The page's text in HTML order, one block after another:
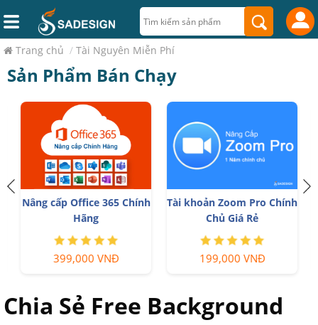
Trang chủ / Tài Nguyên Miễn Phí
Sản Phẩm Bán Chạy
Nâng cấp Office 365 Chính
Hãng
399,000 VNĐ
Tài khoản Zoom Pro Chính
Chủ Giá Rẻ
199,000 VNĐ
Chia Sẻ Free Background